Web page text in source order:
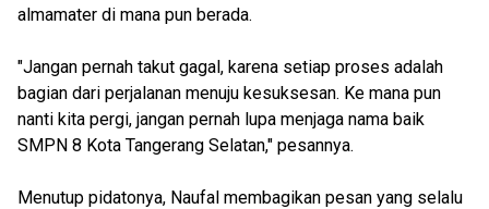
almamater di mana pun berada.
"Jangan pernah takut gagal, karena setiap proses adalah
bagian dari perjalanan menuju kesuksesan. Ke mana pun
nanti kita pergi, jangan pernah lupa menjaga nama baik
SMPN 8 Kota Tangerang Selatan," pesannya.
Menutup pidatonya, Naufal membagikan pesan yang selalu